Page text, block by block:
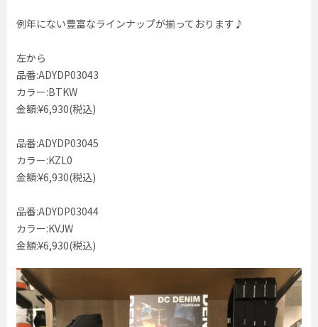
例年にない豊富なラインナップが揃っております♪
左から
品番:ADYDP03043
カラー:BTKW
金額:¥6,930(税込)
品番:ADYDP03045
カラー:KZL0
金額:¥6,930(税込)
品番:ADYDP03044
カラー:KVJW
金額:¥6,930(税込)